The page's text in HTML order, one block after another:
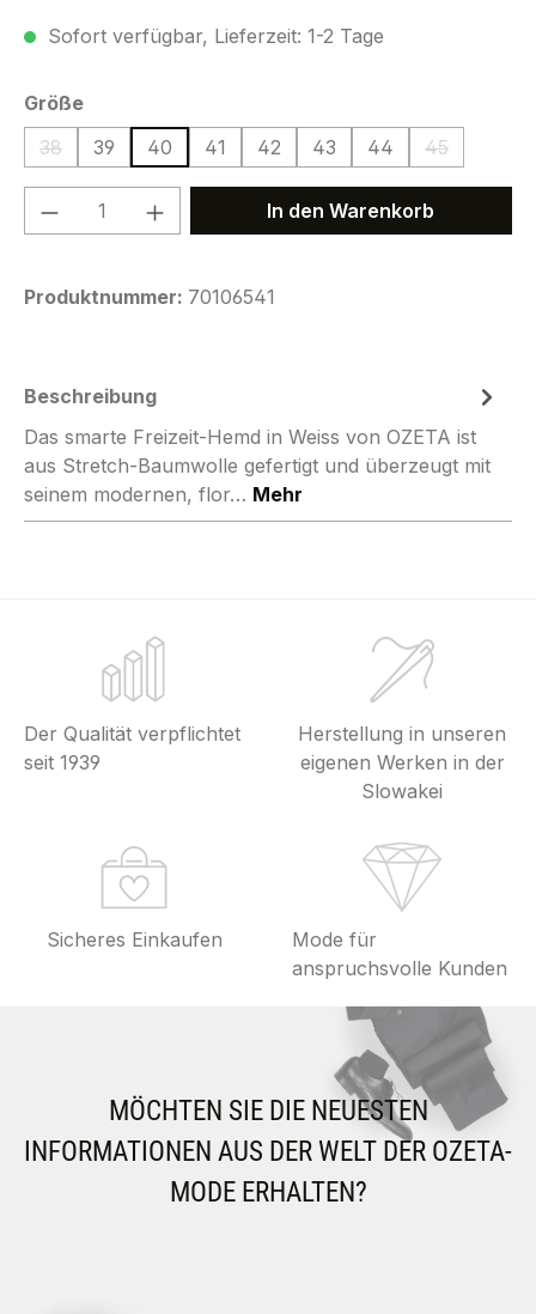
Sofort verfügbar, Lieferzeit: 1-2 Tage
Größeauswählen
38
(Diese Option ist zurzeit nicht verfügbar.)
39 40 41 42 43 44 45
(Diese
Produkt Anzahl: Gib denIn den Warenkorb
Produktnummer: 70106541
Beschreibung
Das smarte Freizeit-Hemd in Weiss von OZETA ist
aus Stretch-Baumwolle gefertigt und überzeugt mit
seinem modernen, flor… Mehr
Der Qualität verpflichtet
seit 1939
Herstellung in unseren
eigenen Werken in der
Slowakei
Sicheres Einkaufen
Mode für
anspruchsvolle Kunden
MÖCHTEN SIE DIE NEUESTEN
INFORMATIONEN AUS DER WELT DER OZETA-
MODE ERHALTEN?